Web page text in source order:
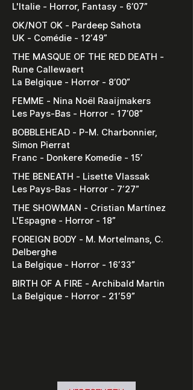
L'Italie - Horror, Fantasy - 6’07”
OK/NOT OK - Pardeep Sahota
UK - Comédie - 12’49”
THE MASQUE OF THE RED DEATH -
Rune Callewaert
La Belgique - Horror - 8’00”
FEMME - Nina Noël Raaijmakers
Les Pays-Bas - Horror - 17’08”
BOBBLEHEAD - P-M. Charbonnier,
Simon Pierrat
Franc - Donkere Komedie - 15’
THE BENEATH - Lisette Vlassak
Les Pays-Bas - Horror - 7’27”
THE SHOWMAN - Cristian Martínez
L'Espagne - Horror - 18”
FOREIGN BODY - M. Mortelmans, C.
Delberghe
La Belgique - Horror - 16’33”
BIRTH OF A FIRE - Archibald Martin
La Belgique - Horror - 21’59”